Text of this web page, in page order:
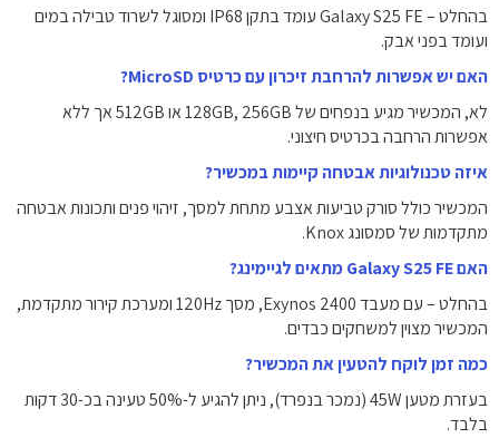
בהחלט – Galaxy S25 FE עומד בתקן IP68 ומסוגל לשרוד טבילה במים
ועומד בפני אבק.
האם יש אפשרות להרחבת זיכרון עם כרטיס MicroSD?
לא, המכשיר מגיע בנפחים של 128GB, 256GB או 512GB אך ללא
אפשרות הרחבה בכרטיס חיצוני.
איזה טכנולוגיות אבטחה קיימות במכשיר?
המכשיר כולל סורק טביעות אצבע מתחת למסך, זיהוי פנים ותכונות אבטחה
מתקדמות של סמסונג Knox.
האם Galaxy S25 FE מתאים לגיימינג?
בהחלט – עם מעבד Exynos 2400, מסך 120Hz ומערכת קירור מתקדמת,
המכשיר מצוין למשחקים כבדים.
כמה זמן לוקח להטעין את המכשיר?
בעזרת מטען 45W (נמכר בנפרד), ניתן להגיע ל-50% טעינה בכ-30 דקות
בלבד.